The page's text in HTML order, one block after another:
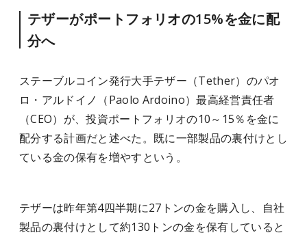
テザーがポートフォリオの15%を金に配
分へ
ステーブルコイン発行大手テザー（Tether）のパオ
ロ・アルドイノ（Paolo Ardoino）最高経営責任者
（CEO）が、投資ポートフォリオの10～15％を金に
配分する計画だと述べた。既に一部製品の裏付けとし
ている金の保有を増やすという。
テザーは昨年第4四半期に27トンの金を購入し、自社
製品の裏付けとして約130トンの金を保有していると